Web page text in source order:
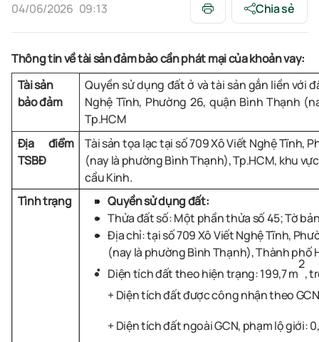
04/06/2026 09:13 Chia sẻ
Thông tin về tài sản đảm bảo cần phát mại của khoản vay:
Tài sản
bảo đảm
Quyền sử dụng đất ở và tài sản gắn liền với
Nghệ Tĩnh, Phường 26, quận Bình Thạnh
Tp.HCM
Địa điểm
TSBĐ
Tài sản tọa lạc tại số709 Xô Viết Nghệ Tĩnh,
(nay là phường Bình Thạnh), Tp.HCM, khu
cầu Kinh.
Tình trạng
Quyền sử dụng đất:
Thửa đất số: Một phần thửa số 45; Tờ
Địa chỉ: tại số 709 Xô Viết Nghệ Tĩnh,
(nay là phường Bình Thạnh), Thành phố
Diện tích đất theo hiện trạng: 199,7 m
2
,
+ Diện tích đất được công nhận theo
+ Diện tích đất ngoài GCN, phạm lộ giới: